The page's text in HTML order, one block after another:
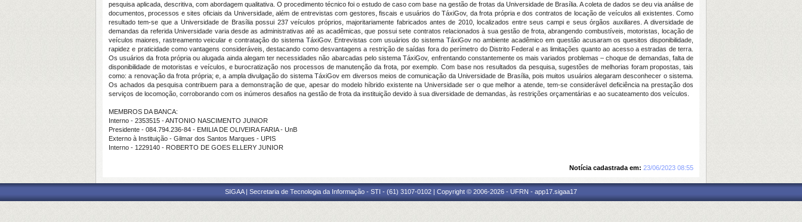
pesquisa aplicada, descritiva, com abordagem qualitativa. O procedimento técnico foi o estudo de caso com base na gestão de frotas da Universidade de Brasília. A coleta de dados se deu via análise de
documentos, processos e sites oficiais da Universidade, além de entrevistas com gestores, fiscais e usuários do TáxiGov, da frota própria e dos contratos de locação de veículos ali existentes. Como
resultado tem-se que a Universidade de Brasília possui 237 veículos próprios, majoritariamente fabricados antes de 2010, localizados entre seus campi e seus órgãos auxiliares. A diversidade de
demandas da referida Universidade varia desde as administrativas até as acadêmicas, que possui sete contratos relacionados à sua gestão de frota, abrangendo combustíveis, motoristas, locação de
veículos maiores, rastreamento veicular e contratação do sistema TáxiGov. Entrevistas com usuários do sistema TáxiGov no ambiente acadêmico em questão acusaram os quesitos disponibilidade,
rapidez e praticidade como vantagens consideráveis, destacando como desvantagens a restrição de saídas fora do perímetro do Distrito Federal e as limitações quanto ao acesso a estradas de terra.
Os usuários da frota própria ou alugada ainda alegam ter necessidades não abarcadas pelo sistema TáxiGov, enfrentando constantemente os mais variados problemas – choque de demandas, falta de
disponibilidade de motoristas e veículos, e burocratização nos processos de manutenção da frota, por exemplo. Com base nos resultados da pesquisa, sugestões de melhorias foram propostas, tais
como: a renovação da frota própria; e, a ampla divulgação do sistema TáxiGov em diversos meios de comunicação da Universidade de Brasília, pois muitos usuários alegaram desconhecer o sistema.
Os achados da pesquisa contribuem para a demonstração de que, apesar do modelo híbrido existente na Universidade ser o que melhor a atende, tem-se considerável deficiência na prestação dos
serviços de locomoção, corroborando com os inúmeros desafios na gestão de frota da instituição devido à sua diversidade de demandas, às restrições orçamentárias e ao sucateamento dos veículos.
MEMBROS DA BANCA:
Interno - 2353515 - ANTONIO NASCIMENTO JUNIOR
Presidente - 084.794.236-84 - EMILIA DE OLIVEIRA FARIA - UnB
Externo à Instituição - Gilmar dos Santos Marques - UPIS
Interno - 1229140 - ROBERTO DE GOES ELLERY JUNIOR
Notícia cadastrada em: 23/06/2023 08:55
SIGAA | Secretaria de Tecnologia da Informação - STI - (61) 3107-0102 | Copyright © 2006-2026 - UFRN - app17.sigaa17